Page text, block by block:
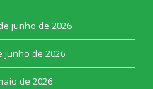
junho de 2026
junho de 2026
de 2026